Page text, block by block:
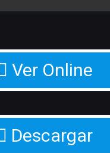
Ver Online
Descargar